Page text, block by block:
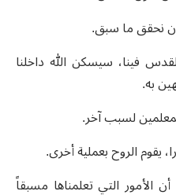
أن نحقق ما سبق.
فينا، سيسكن الله داخلنا
به.
لسبب آخر.
يقوم الروح بعملية أخرى.
أن الأمور التي تعلمناها مسبقاً